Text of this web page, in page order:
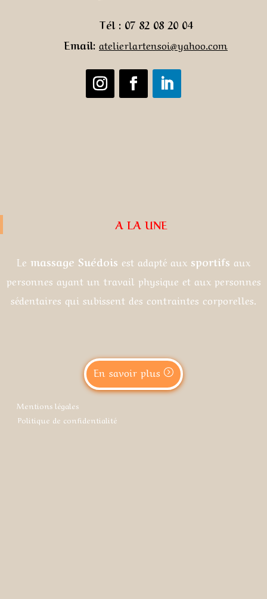
Tél : 07 82 08 20 04
Email: atelierlartensoi@yahoo.com
A LA UNE
Le massage Suédois est adapté aux sportifs aux
personnes ayant un travail physique et aux personnes
sédentaires qui subissent des contraintes corporelles.
En savoir plus
Mentions légales
Politique de confidentialité